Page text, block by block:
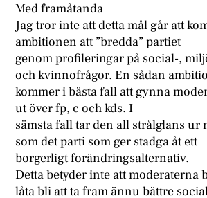
Med framåtanda
Jag tror inte att detta mål går att
ambitionen att ”bredda” partiet
genom profileringar på social-,
och kvinnofrågor. En sådan
kommer i bästa fall att gynna
ut över fp, c och kds. I
sämsta fall tar den all strålglans ur
som det parti som ger stadga åt ett
borgerligt forändringsalternativ.
Detta betyder inte att moderaterna
låta bli att ta fram ännu bättre